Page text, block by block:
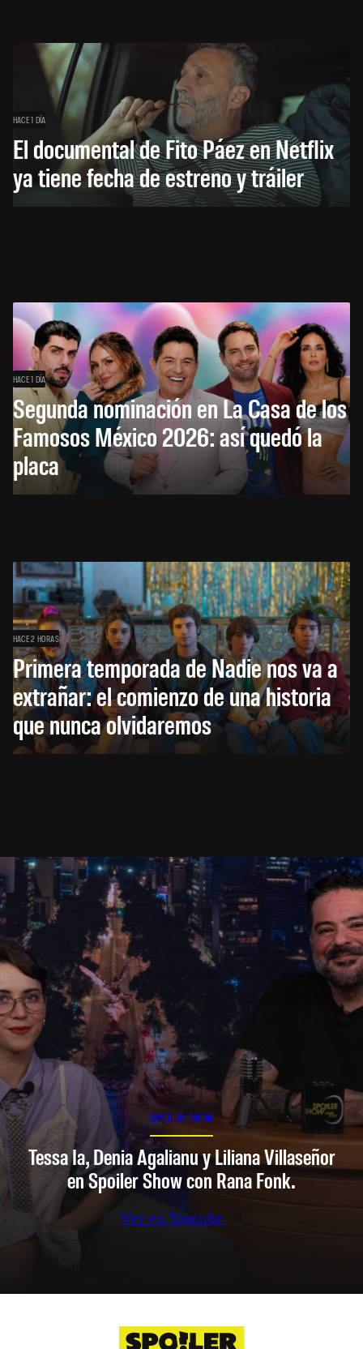
HACE 1 DÍA
El documental de Fito Páez en Netflix
ya tiene fecha de estreno y tráiler
HACE 1 DÍA
Segunda nominación en La Casa de los
Famosos México 2026: así quedó la
placa
HACE 2 HORAS
Primera temporada de Nadie nos va a
extrañar: el comienzo de una historia
que nunca olvidaremos
SPOILER SHOW
Tessa Ia, Denia Agalianu y Liliana Villaseñor
en Spoiler Show con Rana Fonk.
Ver en Youtube